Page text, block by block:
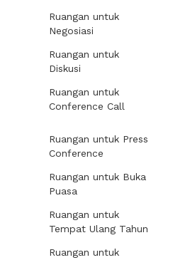
Ruangan untuk
Negosiasi
Ruangan untuk
Diskusi
Ruangan untuk
Conference Call
Ruangan untuk Press
Conference
Ruangan untuk Buka
Puasa
Ruangan untuk
Tempat Ulang Tahun
Ruangan untuk